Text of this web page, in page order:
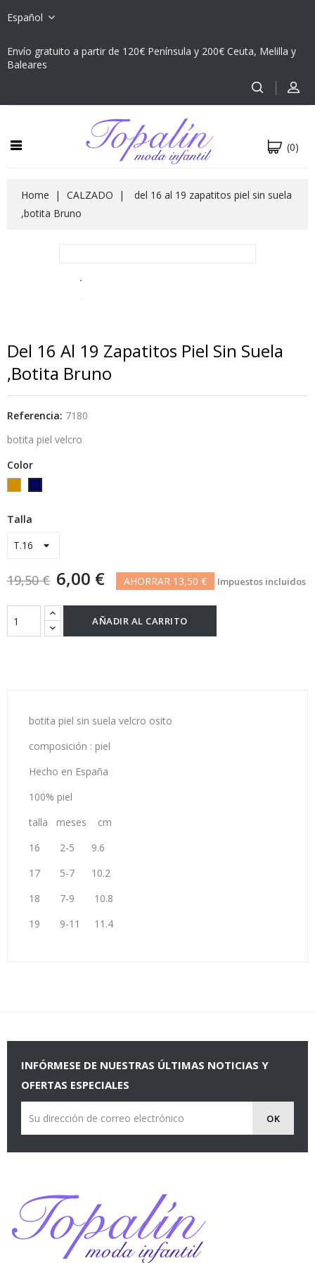
Español
Envío gratuito a partir de 120€ Península y 200€ Ceuta, Melilla y
Baleares
(0)
Home CALZADO
del 16 al 19 zapatitos piel sin suela
,botita Bruno
Del 16 Al 19 Zapatitos Piel Sin Suela
,botita Bruno
Referencia: 7180
botita piel velcro
Color
azul
Talla
19,50 € 6,00 € AHORRAR 13,50 € Impuestos incluidos
AÑADIR AL CARRITO
botita piel sin suela velcro osito
composición : piel
Hecho en España
100% piel
talla meses cm
16 2-5 9.6
17 5-7 10.2
18 7-9 10.8
19 9-11 11.4
INFÓRMESE DE NUESTRAS ÚLTIMAS NOTICIAS Y
OFERTAS ESPECIALES